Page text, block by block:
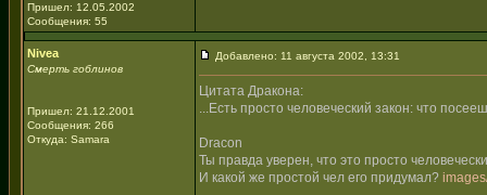
Пришел: 12.05.2002
Сообщения: 55
Nivea
Смерть гоблинов
Пришел: 21.12.2001
Сообщения: 266
Откуда: Samara
Добавлено: 11 августа 2002, 13:31
Цитата Дракона:
...Есть просто человеческий закон: что
Dracon
Ты правда уверен, что это просто
И какой же простой чел его придумал?